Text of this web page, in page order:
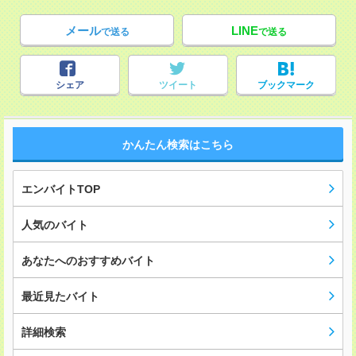
メールで送る LINEで送る
シェア ツイート ブックマーク
かんたん検索はこちら
エンバイトTOP
人気のバイト
あなたへのおすすめバイト
最近見たバイト
詳細検索